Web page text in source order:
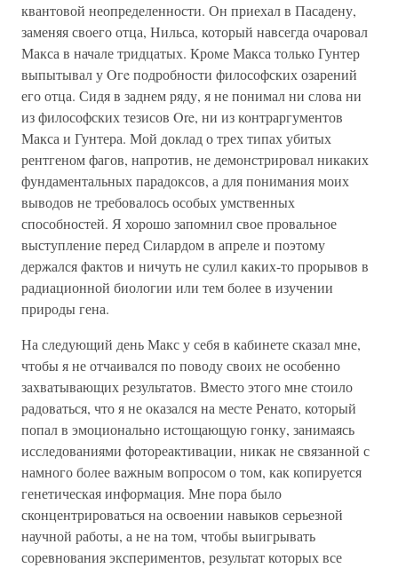
квантовой неопределенности. Он приехал в Пасадену,
заменяя своего отца, Нильса, который навсегда очаровал
Макса в начале тридцатых. Кроме Макса только Гунтер
выпытывал у Oгe подробности философских озарений
его отца. Сидя в заднем ряду, я не понимал ни слова ни
из философских тезисов Ore, ни из контраргументов
Макса и Гунтера. Мой доклад о трех типах убитых
рентгеном фагов, напротив, не демонстрировал никаких
фундаментальных парадоксов, а для понимания моих
выводов не требовалось особых умственных
способностей. Я хорошо запомнил свое провальное
выступление перед Силардом в апреле и поэтому
держался фактов и ничуть не сулил каких-то прорывов в
радиационной биологии или тем более в изучении
природы гена.
На следующий день Макс у себя в кабинете сказал мне,
чтобы я не отчаивался по поводу своих не особенно
захватывающих результатов. Вместо этого мне стоило
радоваться, что я не оказался на месте Ренато, который
попал в эмоционально истощающую гонку, занимаясь
исследованиями фотореактивации, никак не связанной с
намного более важным вопросом о том, как копируется
генетическая информация. Мне пора было
сконцентрироваться на освоении навыков серьезной
научной работы, а не на том, чтобы выигрывать
соревнования экспериментов, результат которых все